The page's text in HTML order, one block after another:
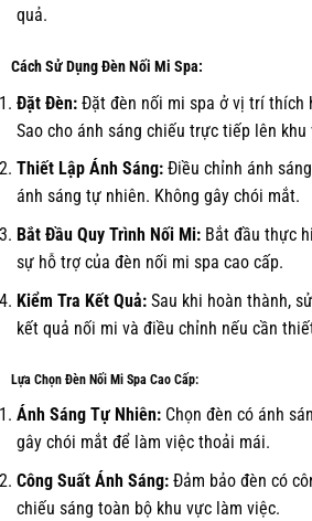
quả.
Cách Sử Dụng Đèn Nối Mi Spa:
Đặt Đèn: Đặt đèn nối mi spa ở vị trí thích
Sao cho ánh sáng chiếu trực tiếp lên khu
Thiết Lập Ánh Sáng: Điều chỉnh ánh
ánh sáng tự nhiên. Không gây chói mắt.
Bắt Đầu Quy Trình Nối Mi: Bắt đầu thực
sự hỗ trợ của đèn nối mi spa cao cấp.
Kiểm Tra Kết Quả: Sau khi hoàn thành,
kết quả nối mi và điều chỉnh nếu cần
Lựa Chọn Đèn Nối Mi Spa Cao Cấp:
Ánh Sáng Tự Nhiên: Chọn đèn có ánh
gây chói mắt để làm việc thoải mái.
Công Suất Ánh Sáng: Đảm bảo đèn có
chiếu sáng toàn bộ khu vực làm việc.